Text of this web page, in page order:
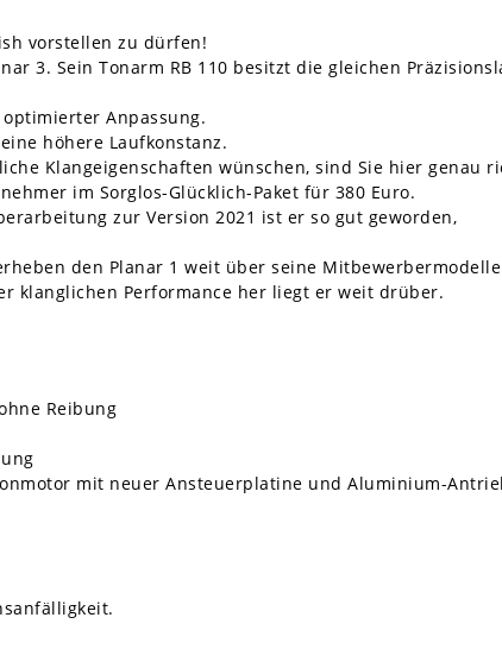
vorstellen zu dürfen!
3. Sein Tonarm RB 110 besitzt die gleichen
Anpassung.
höhere Laufkonstanz.
Klangeigenschaften wünschen, sind Sie hier genau
im Sorglos-Glücklich-Paket für 380 Euro.
zur Version 2021 ist er so gut geworden,
den Planar 1 weit über seine
klanglichen Performance her liegt er weit drüber.
Reibung
mit neuer Ansteuerplatine und Aluminium-